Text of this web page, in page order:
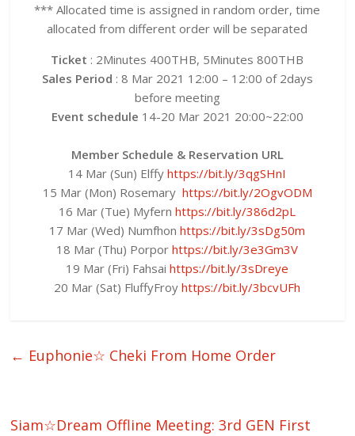
*** Allocated time is assigned in random order, time
allocated from different order will be separated
Ticket : 2Minutes 400THB, 5Minutes 800THB
Sales Period : 8 Mar 2021 12:00 – 12:00 of 2days
before meeting
Event schedule 14-20 Mar 2021 20:00~22:00
Member Schedule & Reservation URL
14 Mar (Sun) Elffyhttps://bit.ly/3qgSHnI
15 Mar (Mon) Rosemary https://bit.ly/2OgvODM
16 Mar (Tue) Myfernhttps://bit.ly/386d2pL
17 Mar (Wed) Numfhonhttps://bit.ly/3sDg50m
18 Mar (Thu) Porporhttps://bit.ly/3e3Gm3V
19 Mar (Fri) Fahsaihttps://bit.ly/3sDreye
20 Mar (Sat) FluffyFroyhttps://bit.ly/3bcvUFh
← Euphonie☆ Cheki From Home Order
Siam☆Dream Offline Meeting: 3rd GEN First